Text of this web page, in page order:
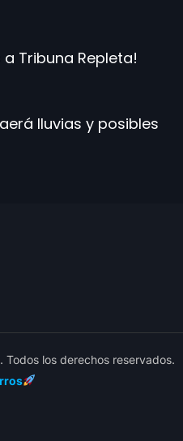
a Tribuna Repleta!
lluvias y posibles
. Todos los derechos reservados.